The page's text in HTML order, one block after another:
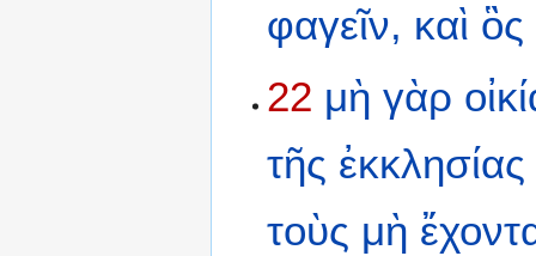
φαγεῖν, καὶ ὃς
22 μὴ γὰρ
τῆς ἐκκλησίας
τοὺς μὴ